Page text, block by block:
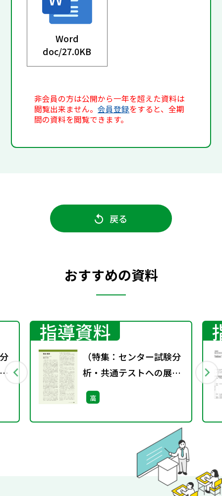
Word
doc/27.0KB
非会員の方は公開から一年を超えた資料は
閲覧出来ません。会員登録をすると、全期
間の資料を閲覧できます。
戻る
おすすめの資料
指導資料
（特集：センター試験分
析・共通テストへの展
望）政治・経済
高